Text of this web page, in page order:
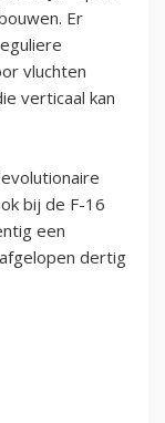
Er
vluchten
verticaal kan
bij de F-16
een
dertig